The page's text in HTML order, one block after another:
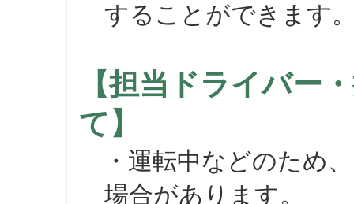
することができます
【担当ドライバー
て】
・運転中などのため
場合があります。